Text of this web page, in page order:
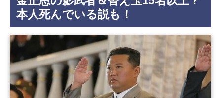
本人死んでいる説も！